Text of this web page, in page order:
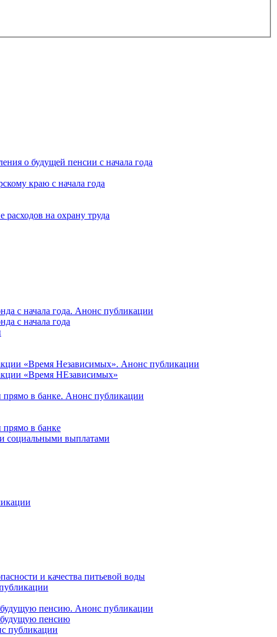
о будущей пенсии с начала года
краю с начала года
на охрану труда
с начала года. Анонс публикации
с начала года
«Время Независимых». Анонс публикации
«Время НЕзависимых»
прямо в банке. Анонс публикации
прямо в банке
социальными выплатами
и качества питьевой воды
пенсию. Анонс публикации
будущую пенсию
публикации